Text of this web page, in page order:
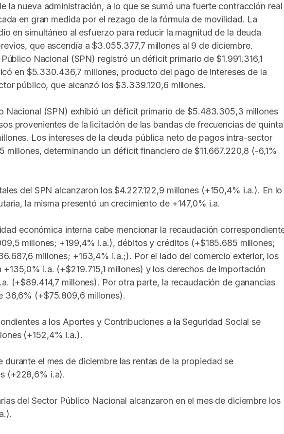
la nueva administración, a lo que se sumó una fuerte contracción real
en gran medida por el rezago de la fórmula de movilidad. La
en simultáneo al esfuerzo para reducir la magnitud de la deuda
que ascendía a $3.055.377,7 millones al 9 de diciembre.
Nacional (SPN) registró un déficit primario de $1.991.316,1
en $5.330.436,7 millones, producto del pago de intereses de la
público, que alcanzó los $3.339.120,6 millones.
Nacional (SPN) exhibió un déficit primario de $5.483.305,3 millones
provenientes de la licitación de las bandas de frecuencias de quinta
Los intereses de la deuda pública neto de pagos intra-sector
millones, determinando un déficit financiero de $11.667.220,8 (-6,1%
del SPN alcanzaron los $4.227.122,9 millones (+150,4% i.a.). En lo
la misma presentó un crecimiento de +147,0% i.a.
económica interna cabe mencionar la recaudación
millones; +199,4% i.a.), débitos y créditos (+$185.685 millones;
millones; +163,4% i.a.;). Por el lado del comercio exterior, los
i.a. (+$219.715,1 millones) y los derechos de importación
(+$89.414,7 millones). Por otra parte, la recaudación de ganancias
36,6% (+$75.809,6 millones).
a los Aportes y Contribuciones a la Seguridad Social se
(+152,4% i.a.).
durante el mes de diciembre las rentas de la propiedad se
(+228,6% i.a).
del Sector Público Nacional alcanzaron en el mes de diciembre los